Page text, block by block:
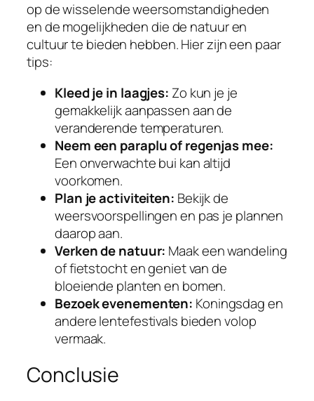
op de wisselende weersomstandigheden
en de mogelijkheden die de natuur en
cultuur te bieden hebben. Hier zijn een paar
tips:
Kleed je in laagjes: Zo kun je je
gemakkelijk aanpassen aan de
veranderende temperaturen.
Neem een paraplu of regenjas mee:
Een onverwachte bui kan altijd
voorkomen.
Plan je activiteiten: Bekijk de
weersvoorspellingen en pas je plannen
daarop aan.
Verken de natuur: Maak een wandeling
of fietstocht en geniet van de
bloeiende planten en bomen.
Bezoek evenementen: Koningsdag en
andere lentefestivals bieden volop
vermaak.
Conclusie